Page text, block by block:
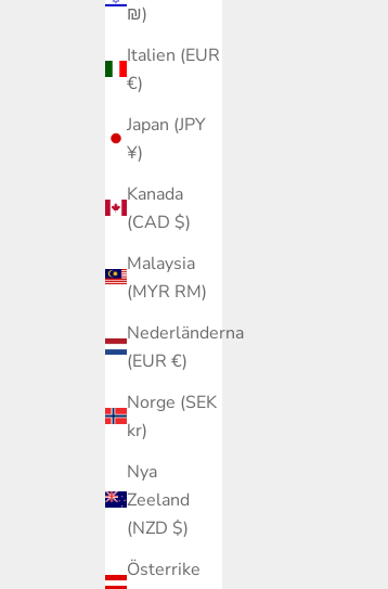
₪)
Italien (EUR
€)
Japan (JPY
¥)
Kanada
(CAD $)
Malaysia
(MYR RM)
Nederländerna
(EUR €)
Norge (SEK
kr)
Nya
Zeeland
(NZD $)
Österrike